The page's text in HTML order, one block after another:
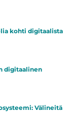
kohti digitaalista
digitaalinen
Välineitä